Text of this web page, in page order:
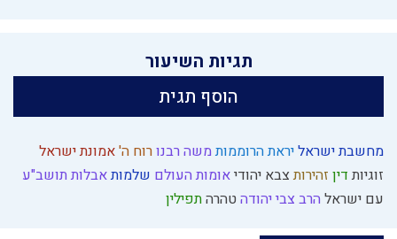
מחשבת ישראליראת הרוממותמשה רבנורוח ה'אמונת ישראל
זוגיותדין זהירותצבא יהודיאומות העולם שלמותאבלות תושב"ע
עם ישראל הרב צבי יהודהטהרהתפילין
תגיות השיעור
הוסף תגית